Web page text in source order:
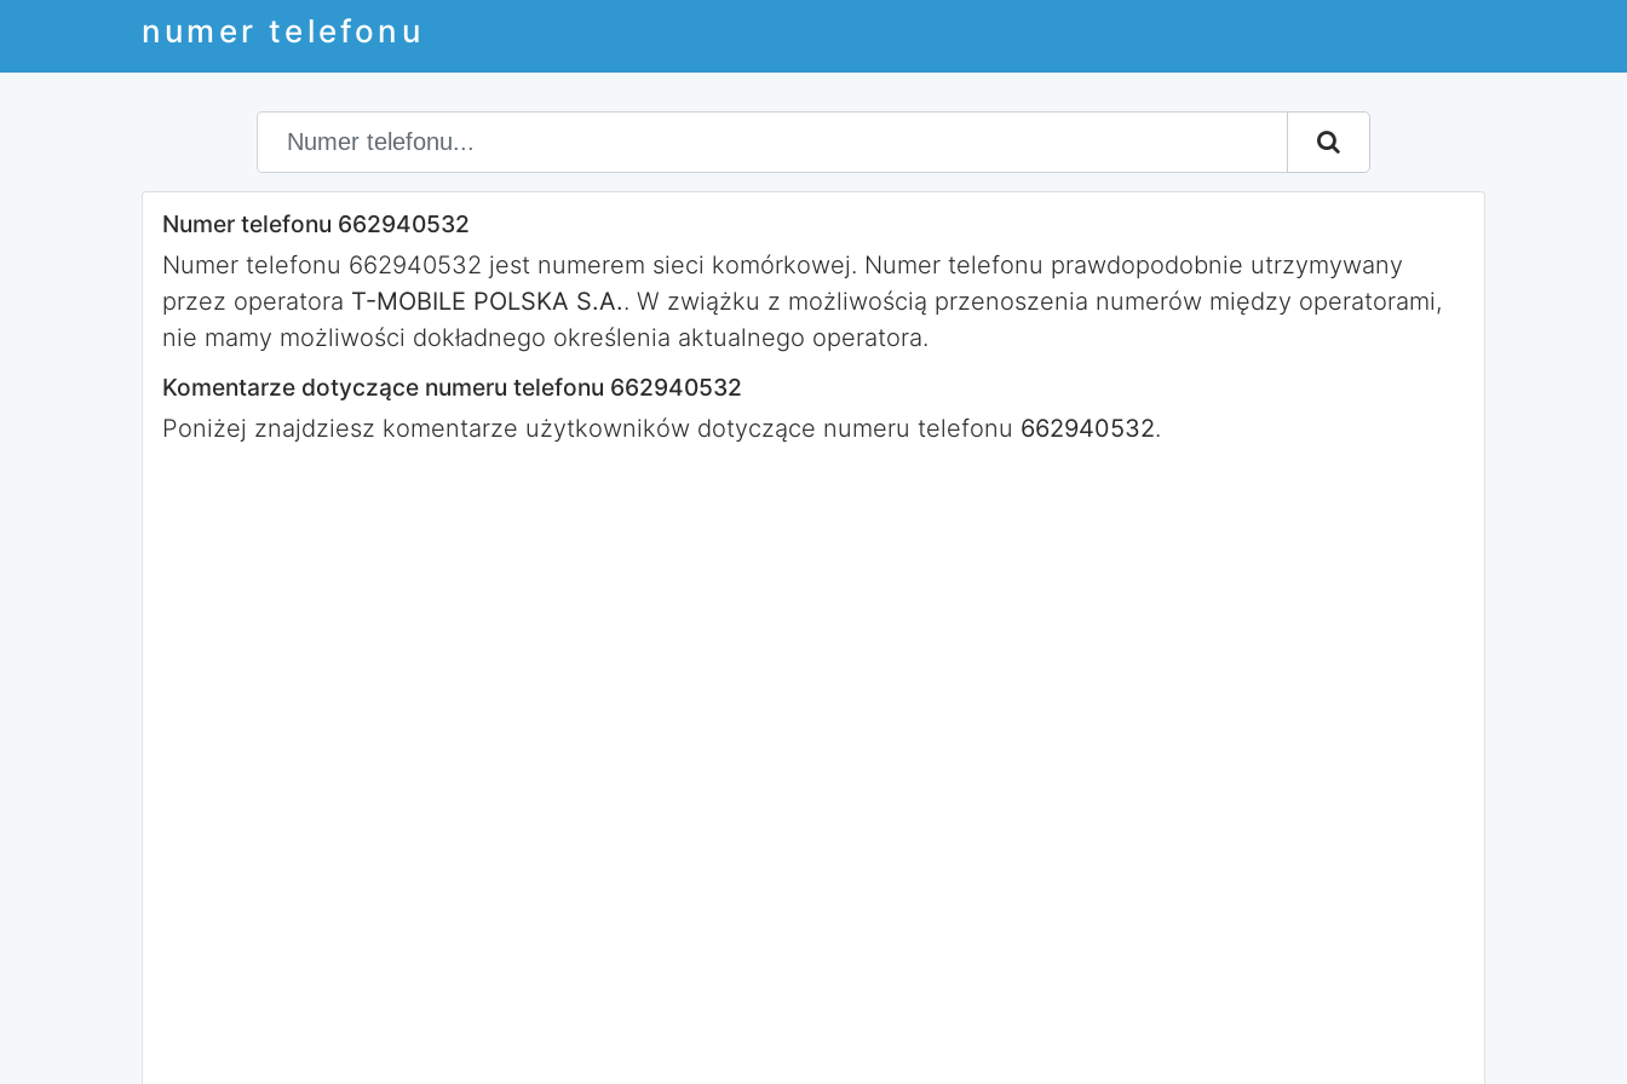
numer telefonu
Numer telefonu 662940532
Numer telefonu 662940532 jest numerem sieci komórkowej. Numer telefonu prawdopodobnie utrzymywany
przez operatora T-MOBILE POLSKA S.A.. W zwiążku z możliwością przenoszenia numerów między operatorami,
nie mamy możliwości dokładnego określenia aktualnego operatora.
Komentarze dotyczące numeru telefonu 662940532
Poniżej znajdziesz komentarze użytkowników dotyczące numeru telefonu 662940532.